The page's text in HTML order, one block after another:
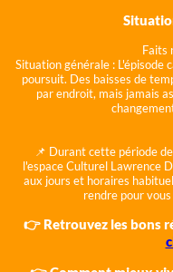
Faits
Situation générale : L'épisode
poursuit. Des baisses de
par endroit, mais jamais
📌 Durant cette période
l'espace Culturel Lawrence
aux jours et horaires
rendre pour
👉 Retrouvez les bons